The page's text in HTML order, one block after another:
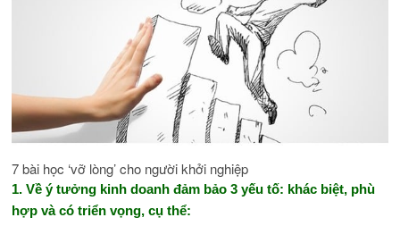
7 bài học ‘vỡ lòng’ cho người khởi nghiệp
1. Về ý tưởng kinh doanh đảm bảo 3 yếu tố: khác biệt, phù
hợp và có triển vọng, cụ thể: